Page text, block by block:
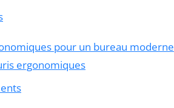
pour un bureau moderne
ergonomiques